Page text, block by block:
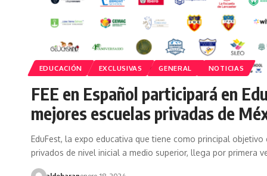
EDUCACIÓN EXCLUSIVAS GENERAL NOTICIAS
FEE en Español participará en
mejores escuelas privadas de
EduFest, la expo educativa que tiene como principal
privados de nivel inicial a medio superior, llega por primera